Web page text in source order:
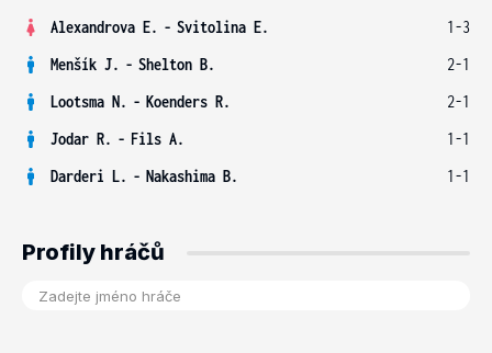
Alexandrova E. - Svitolina E.
1-3
Menšík J. - Shelton B.
2-1
Lootsma N. - Koenders R.
2-1
Jodar R. - Fils A.
1-1
Darderi L. - Nakashima B. 1-1
Profily hráčů